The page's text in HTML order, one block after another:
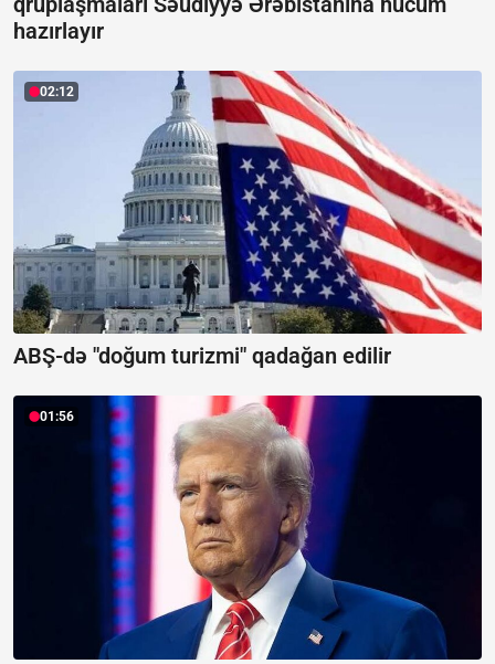
hazırlayır
02:12
ABŞ-də "doğum turizmi" qadağan edilir
01:56